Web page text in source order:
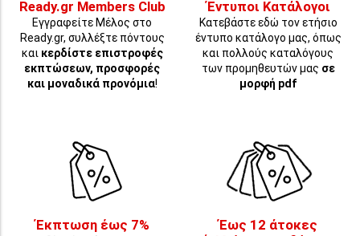
Ready.gr Members Club
Εγγραφείτε Μέλος στο
Ready.gr, συλλέξτε πόντους
και κερδίστε επιστροφές
εκπτώσεων, προσφορές
και μοναδικά προνόμια!
Έντυποι Κατάλογοι
Κατεβάστε εδώ τον ετήσιο
έντυπο κατάλογο μας, όπως
και πολλούς καταλόγους
των προμηθευτών μας σε
μορφή pdf
Έκπτωση έως 7%
Έως 12 άτοκες